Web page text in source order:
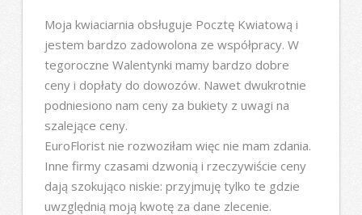
Moja kwiaciarnia obsługuje Pocztę Kwiatową i
jestem bardzo zadowolona ze współpracy. W
tegoroczne Walentynki mamy bardzo dobre
ceny i dopłaty do dowozów. Nawet dwukrotnie
podniesiono nam ceny za bukiety z uwagi na
szalejące ceny.
EuroFlorist nie rozwoziłam więc nie mam zdania.
Inne firmy czasami dzwonią i rzeczywiście ceny
dają szokująco niskie: przyjmuję tylko te gdzie
uwzględnią moją kwotę za dane zlecenie.